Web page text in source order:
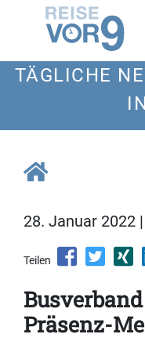
TÄGLICHE
28. Januar 2022
Teilen
Präsenz-